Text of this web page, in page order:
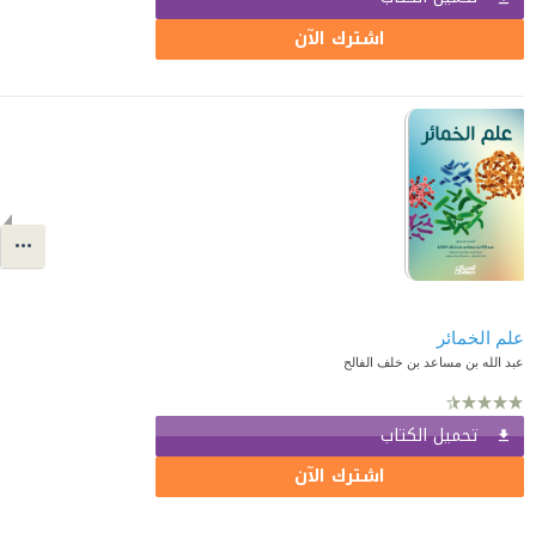
اشترك الآن
علم الخمائر
عبد الله بن مساعد بن خلف الفالح
تحميل الكتاب
اشترك الآن